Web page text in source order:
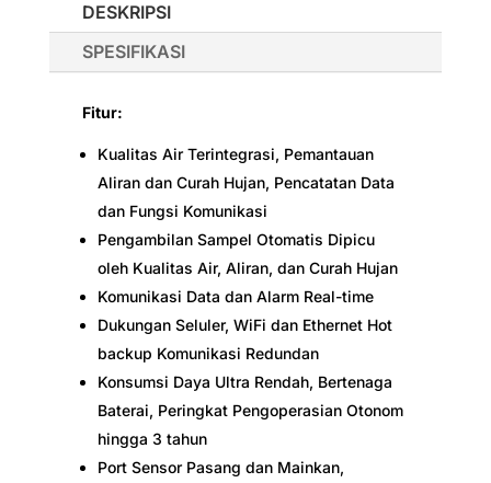
DESKRIPSI
SPESIFIKASI
Fitur:
Kualitas Air Terintegrasi, Pemantauan
Aliran dan Curah Hujan, Pencatatan Data
dan Fungsi Komunikasi
Pengambilan Sampel Otomatis Dipicu
oleh Kualitas Air, Aliran, dan Curah Hujan
Komunikasi Data dan Alarm Real-time
Dukungan Seluler, WiFi dan Ethernet Hot
backup Komunikasi Redundan
Konsumsi Daya Ultra Rendah, Bertenaga
Baterai, Peringkat Pengoperasian Otonom
hingga 3 tahun
Port Sensor Pasang dan Mainkan,